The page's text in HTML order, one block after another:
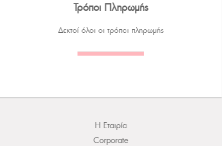
Τρόποι Πληρωμής
Δεκτοί όλοι οι τρόποι πληρωμής
Η Εταιρία
Corporate